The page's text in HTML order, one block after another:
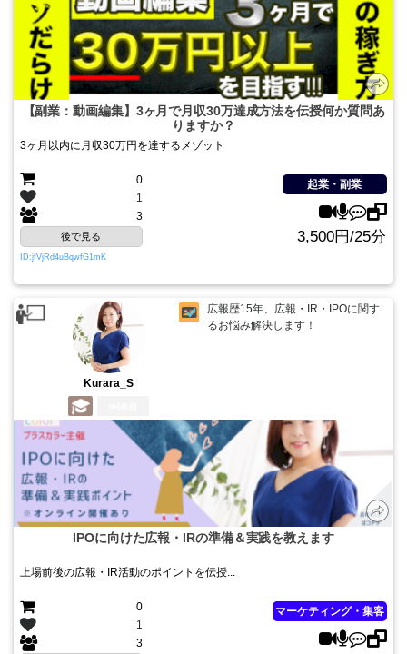
【副業：動画編集】3ヶ月で月収30万達成方法を伝授何か質問あ
りますか？
3ヶ月以内に月収30万円を達するメゾット
0
1
3
起業・副業
後で見る 3,500円/25分
ID:jfVjRd4uBqwfG1mK
Kurara_S
広報歴15年、広報・IR・IPOに関す
るお悩み解決します！
IPOに向けた広報・IRの準備＆実践を教えます
上場前後の広報・IR活動のポイントを伝授...
0
1
3
マーケティング・集客